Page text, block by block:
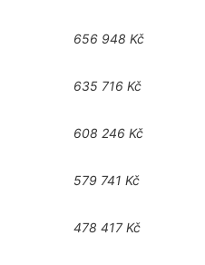
656 948 Kč
635 716 Kč
608 246 Kč
579 741 Kč
478 417 Kč